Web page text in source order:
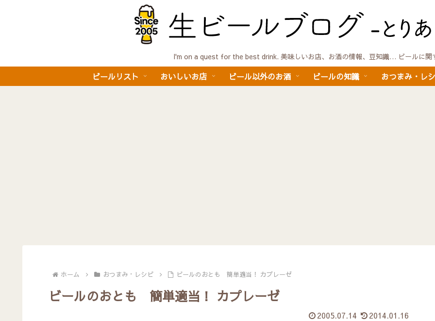
I'm on a quest for the best drink. 美味しいお店、お酒の情報、豆知識… ビールに関
ビールリスト おいしいお店 ビール以外のお酒 ビールの知識 おつまみ・レ
ホーム おつまみ・レシピ ビールのおとも 簡単適当！ カプレーゼ
ビールのおとも 簡単適当！ カプレーゼ
2005.07.14 2014.01.16